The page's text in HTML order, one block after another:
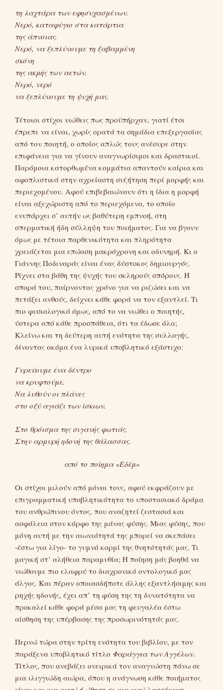
τη λαχτάρα των εφησυχασμένων.
Νερό, καταφύγιο στα κατάρτια
της άπνοιας.
Νερό, να ξεπλύνουμε τη ξαβαμμένη
σκόνη
της ακμής των αετών.
Νερό, νερό
να ξεπλύνουμε τη ψυχή μας.
Τέτοιοι στίχοι νιώθεις πως προϋπήρχαν, γιατί έτσι
έπρεπε να είναι, χωρίς ορατά τα σημάδια επεξεργασίας
από τον ποιητή, ο οποίος απλώς τους ανέσυρε στην
επιφάνεια για να γίνουν αναγνωρίσιμοι και δραστικοί.
Παρόμοια κατορθωμένα κομμάτια απαντούν καίρια και
αφοπλιστικά στην αχρείαστη συζήτηση περί μορφής και
περιεχομένου. Αφού επιβεβαιώνουν ότι η ίδια η μορφή
είναι αξεχώριστη από το περιεχόμενο, το οποίο
ενυπάρχει σ’ αυτήν ως βαθύτερη εμπνοή, στη
σπερματική ήδη σύλληψη του ποιήματος. Για να βγουν
όμως με τέτοια παρθενικότητα και πληρότητα
χρειάζεται μια επώαση μακρόχρονη και οδυνηρή. Κι ο
Γιάννης Ποδιναράς είναι ένας δύστοκος δημιουργός.
Ρίχνει στα βάθη της ψυχής του σκληρούς σπόρους. Η
σπορά του, παίρνοντας χρόνο για να ριζώσει και να
πετάξει ανθούς, δείχνει κάθε φορά να τον εξαντλεί. Τι
πιο φυσιολογικό όμως, από το να νιώθει ο ποιητής,
ύστερα από κάθε προσπάθεια, ότι τα έδωσε όλα;
Κλείνω και τη δεύτερη αυτή ενότητα της συλλογής,
δίνοντας ακόμα ένα λυρικά υποβλητικό εξάστιχο:
Γυρεύουμε ένα δέντρο
να κρυφτούμε.
Να λυθούν οι πλάνες
στο οξύ αγιάζι των ίσκιων.
Στο θρόισμα της σιγανής φωτιάς.
Στην αρμυρή ηδονή της θάλασσας.
από το ποίημα «Εδέμ»
Οι στίχοι μιλούν από μόνοι τους, αφού εκφράζουν με
επιγραμματική υποβλητικότητα το υποστασιακό δράμα
του ανθρώπινου όντος, που αναζητεί ζεστασιά και
ασφάλεια στον κόρφο της μάνας φύσης. Μιας φύσης, που
μόνη αυτή με την αιωνιότητά της μπορεί να σκεπάσει
-έστω για λίγο- το γυμνό κορμί της θνητότητάς μας. Τι
μαγική στ’ αλήθεια παραμυθία; Η ποίηση μάς βοηθά να
νιώθουμε πιο ελαφρύ το διαχρονικό οντολογικό μας
άλγος. Και πέραν οποιασδήποτε άλλης εξαντλήσιμης και
ρηχής ηδονής, έχει απ’ τη φύση της τη δυνατότητα να
προκαλεί κάθε φορά μέσα μας τη φευγαλέα έστω
αίσθηση της υπέρβασης της προσωρινότητάς μας.
Περνώ τώρα στην τρίτη ενότητα του βιβλίου, με τον
παράξενα υποβλητικό τίτλο Φαράγγια των Αγγέλων.
Τίτλος, που ανεβάζει ονειρικά τον αναγνώστη πάνω σε
μια ιλιγγιώδη αιώρα, όπου η ανάγνωση κάθε ποιήματος